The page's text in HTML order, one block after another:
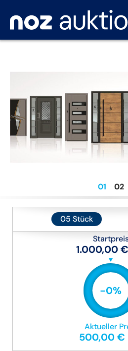
1 2
05 Stück
1.000,00 €
-0%
Aktueller
500,00 €